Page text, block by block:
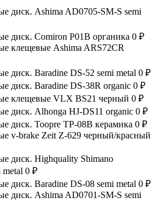
диск. Ashima AD0705-SM-S semi
диск. Comiron P01B органика 0 ₽
клещевые Ashima ARS72CR
диск. Baradine DS-52 semi metal 0 ₽
диск. Baradine DS-38R organic 0 ₽
клещевые VLX BS21 черный 0 ₽
диск. Alhonga HJ-DS11 organic 0 ₽
диск. Toopre TP-08B керамика 0 ₽
v-brake Zeit Z-629 черный/красный
диск. Highquality Shimano
0 ₽
диск. Baradine DS-08 semi metal 0 ₽
диск. Ashima AD0701-SM-S semi